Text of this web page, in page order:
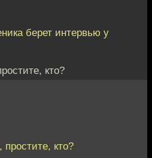
берет интервью у
кто?
кто?